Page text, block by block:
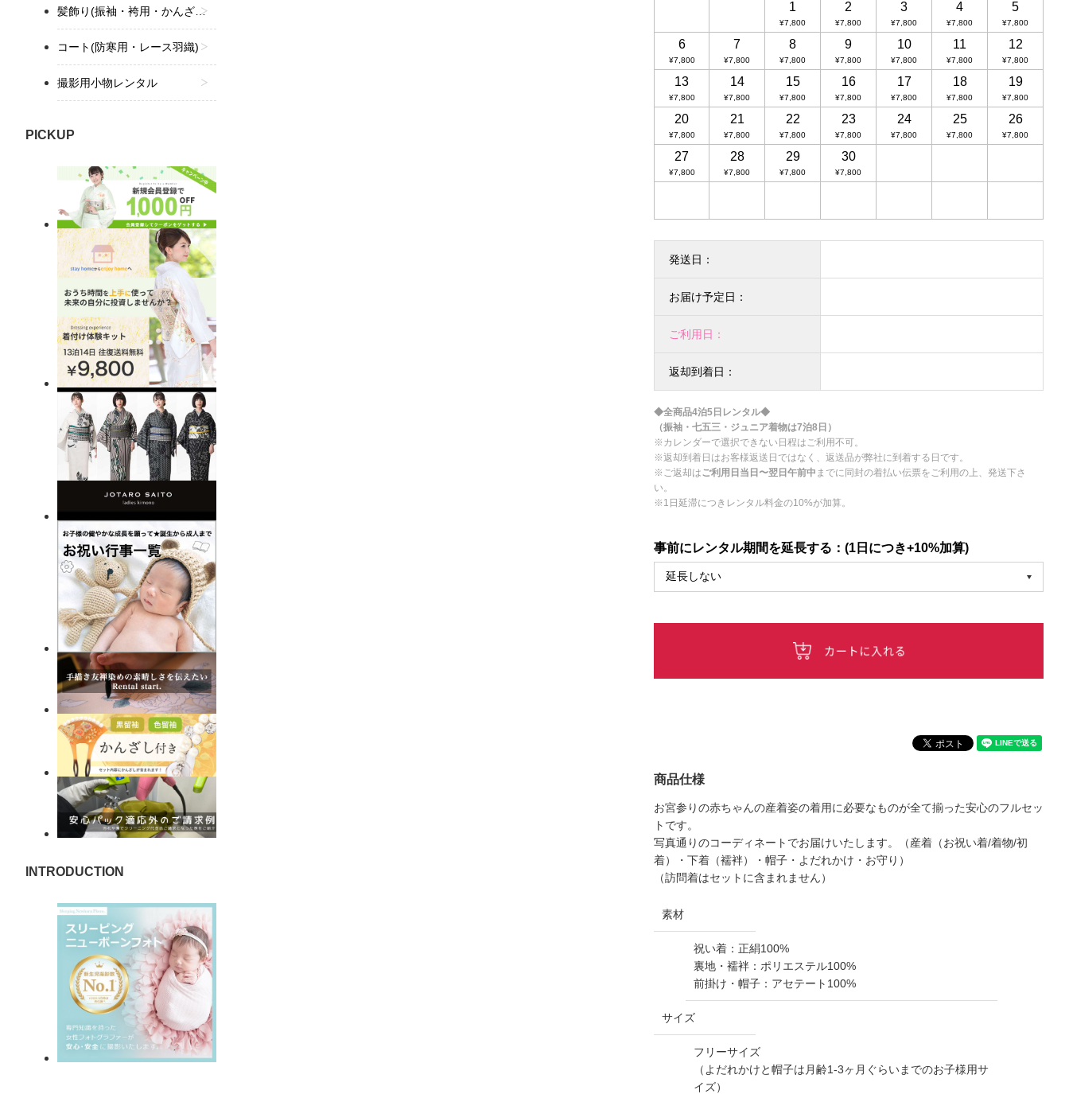
1
¥7,800
2
¥7,800
3
¥7,800
4
¥7,800
5
¥7,800
6
¥7,800
7
¥7,800
8
¥7,800
9
¥7,800
10
¥7,800
11
¥7,800
12
¥7,800
13
¥7,800
14
¥7,800
15
¥7,800
16
¥7,800
17
¥7,800
18
¥7,800
19
¥7,800
20
¥7,800
21
¥7,800
22
¥7,800
23
¥7,800
24
¥7,800
25
¥7,800
26
¥7,800
27
¥7,800
28
¥7,800
29
¥7,800
30
¥7,800
発送日：
お届け予定日：
ご利用日：
返却到着日：
◆全商品4泊5日レンタル◆
（振袖・七五三・ジュニア着物は7泊8日）
※カレンダーで選択できない日程はご利用不可。
※返却到着日はお客様返送日ではなく、返送品が弊社に到着する日です。
※ご返却はご利用日当日〜翌日午前中 までに同封の着払い伝票をご利用の上、発送下さ
い。
※1日延滞につきレンタル料金の10%が加算。
事前にレンタル期間を延長する：(1日につき+10%加算)
商品仕様
お宮参りの赤ちゃんの産着姿の着用に必要なものが全て揃った安心のフルセッ
トです。
写真通りのコーディネートでお届けいたします。（産着（お祝い着/着物/初
着）・下着（襦袢）・帽子・よだれかけ・お守り）
（訪問着はセットに含まれません）
素材
祝い着：正絹100%
裏地・襦袢：ポリエステル100%
前掛け・帽子：アセテート100%
サイズ
フリーサイズ
（よだれかけと帽子は月齢1-3ヶ月ぐらいまでのお子様用サ
イズ）
髪飾り(振袖・袴用・かんざし)
コート(防寒用・レース羽織)
撮影用小物レンタル
PICKUP
INTRODUCTION